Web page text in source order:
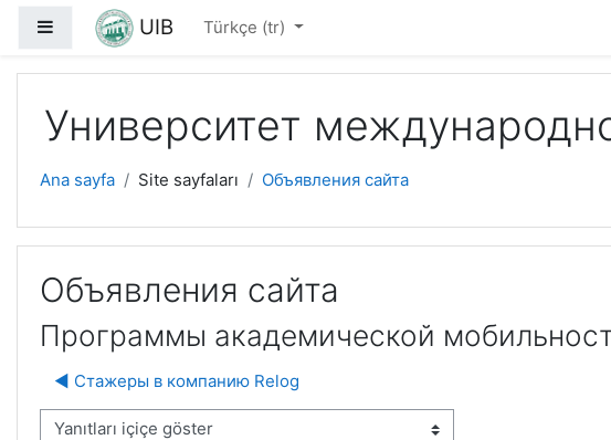
Ana içeriğe git
Yan panel UIB Türkçe ‎(tr)‎
Университет
Ana sayfa Site sayfaları Объявления сайта
Объявления сайта
Программы академической
◀︎ Стажеры в компанию Relog
modu